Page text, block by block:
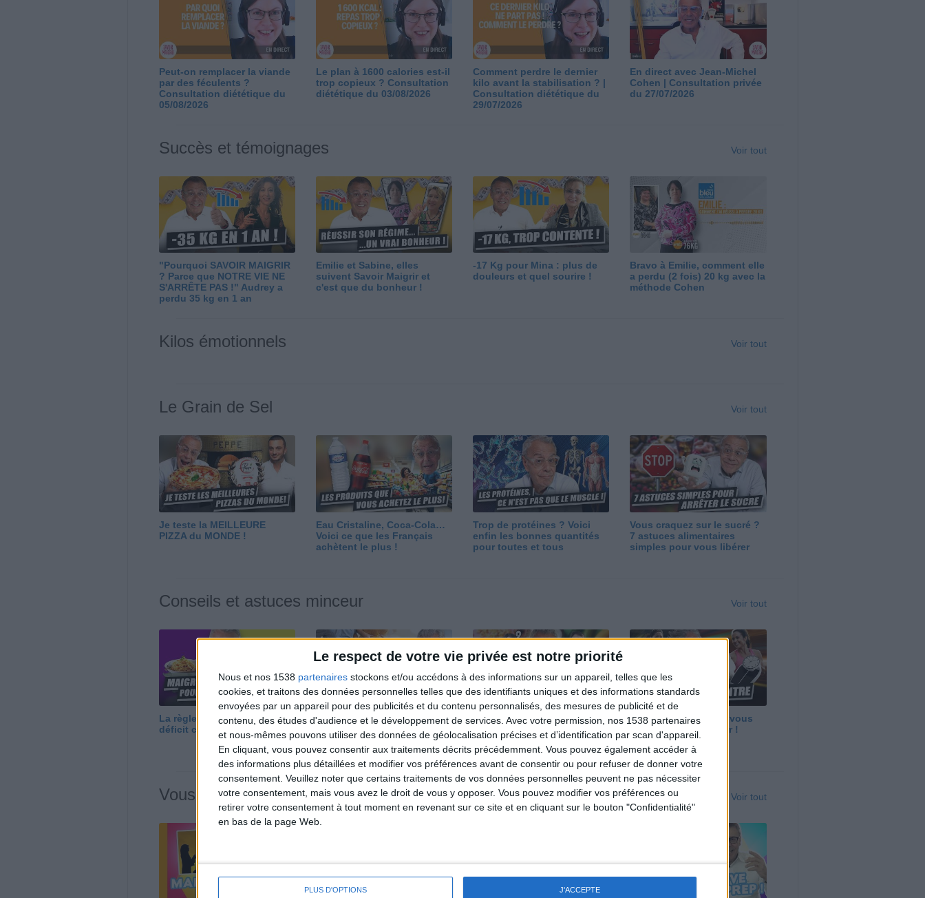
Le respect de votre vie privée est notre priorité
Nous et nos 1538 partenaires stockons et/ou accédons à des informations sur un appareil, telles que les
cookies, et traitons des données personnelles telles que des identifiants uniques et des informations standards
envoyées par un appareil pour des publicités et du contenu personnalisés, des mesures de publicité et de
contenu, des études d'audience et le développement de services. Avec votre permission, nos 1538 partenaires
et nous-mêmes pouvons utiliser des données de géolocalisation précises et d’identification par scan d'appareil.
En cliquant, vous pouvez consentir aux traitements décrits précédemment. Vous pouvez également accéder à
des informations plus détaillées et modifier vos préférences avant de consentir ou pour refuser de donner votre
consentement. Veuillez noter que certains traitements de vos données personnelles peuvent ne pas nécessiter
votre consentement, mais vous avez le droit de vous y opposer. Vous pouvez modifier vos préférences ou
retirer votre consentement à tout moment en revenant sur ce site et en cliquant sur le bouton "Confidentialité"
en bas de la page Web.
PLUS D'OPTIONS J'ACCEPTE
Peut-on remplacer la viande
par des féculents ?
Consultation diététique du
05/08/2026
Le plan à 1600 calories est-il
trop copieux ? Consultation
diététique du 03/08/2026
Comment perdre le dernier
kilo avant la stabilisation ? |
Consultation diététique du
29/07/2026
En direct avec Jean-Michel
Cohen | Consultation privée
du 27/07/2026
Succès et témoignages Voir tout
"Pourquoi SAVOIR MAIGRIR
? Parce que NOTRE VIE NE
S'ARRÊTE PAS !" Audrey a
perdu 35 kg en 1 an
Emilie et Sabine, elles
suivent Savoir Maigrir et
c'est que du bonheur !
-17 Kg pour Mina : plus de
douleurs et quel sourire !
Bravo à Emilie, comment elle
a perdu (2 fois) 20 kg avec la
méthode Cohen
Kilos émotionnels Voir tout
Le Grain de Sel Voir tout
Je teste la MEILLEURE
PIZZA du MONDE !
Eau Cristaline, Coca-Cola…
Voici ce que les Français
achètent le plus !
Trop de protéines ? Voici
enfin les bonnes quantités
pour toutes et tous
Vous craquez sur le sucré ?
7 astuces alimentaires
simples pour vous libérer
Conseils et astuces minceur Voir tout
La règle N°1 pour maigrir : le
déficit calorique
Perdre 10 kg : ma méthode
est imparable
Et après la perte de poids ?
Je fais comment ?
Maigrir vite ? Ce que vous
devez vraiment savoir !
Vous m'avez demandé Voir tout